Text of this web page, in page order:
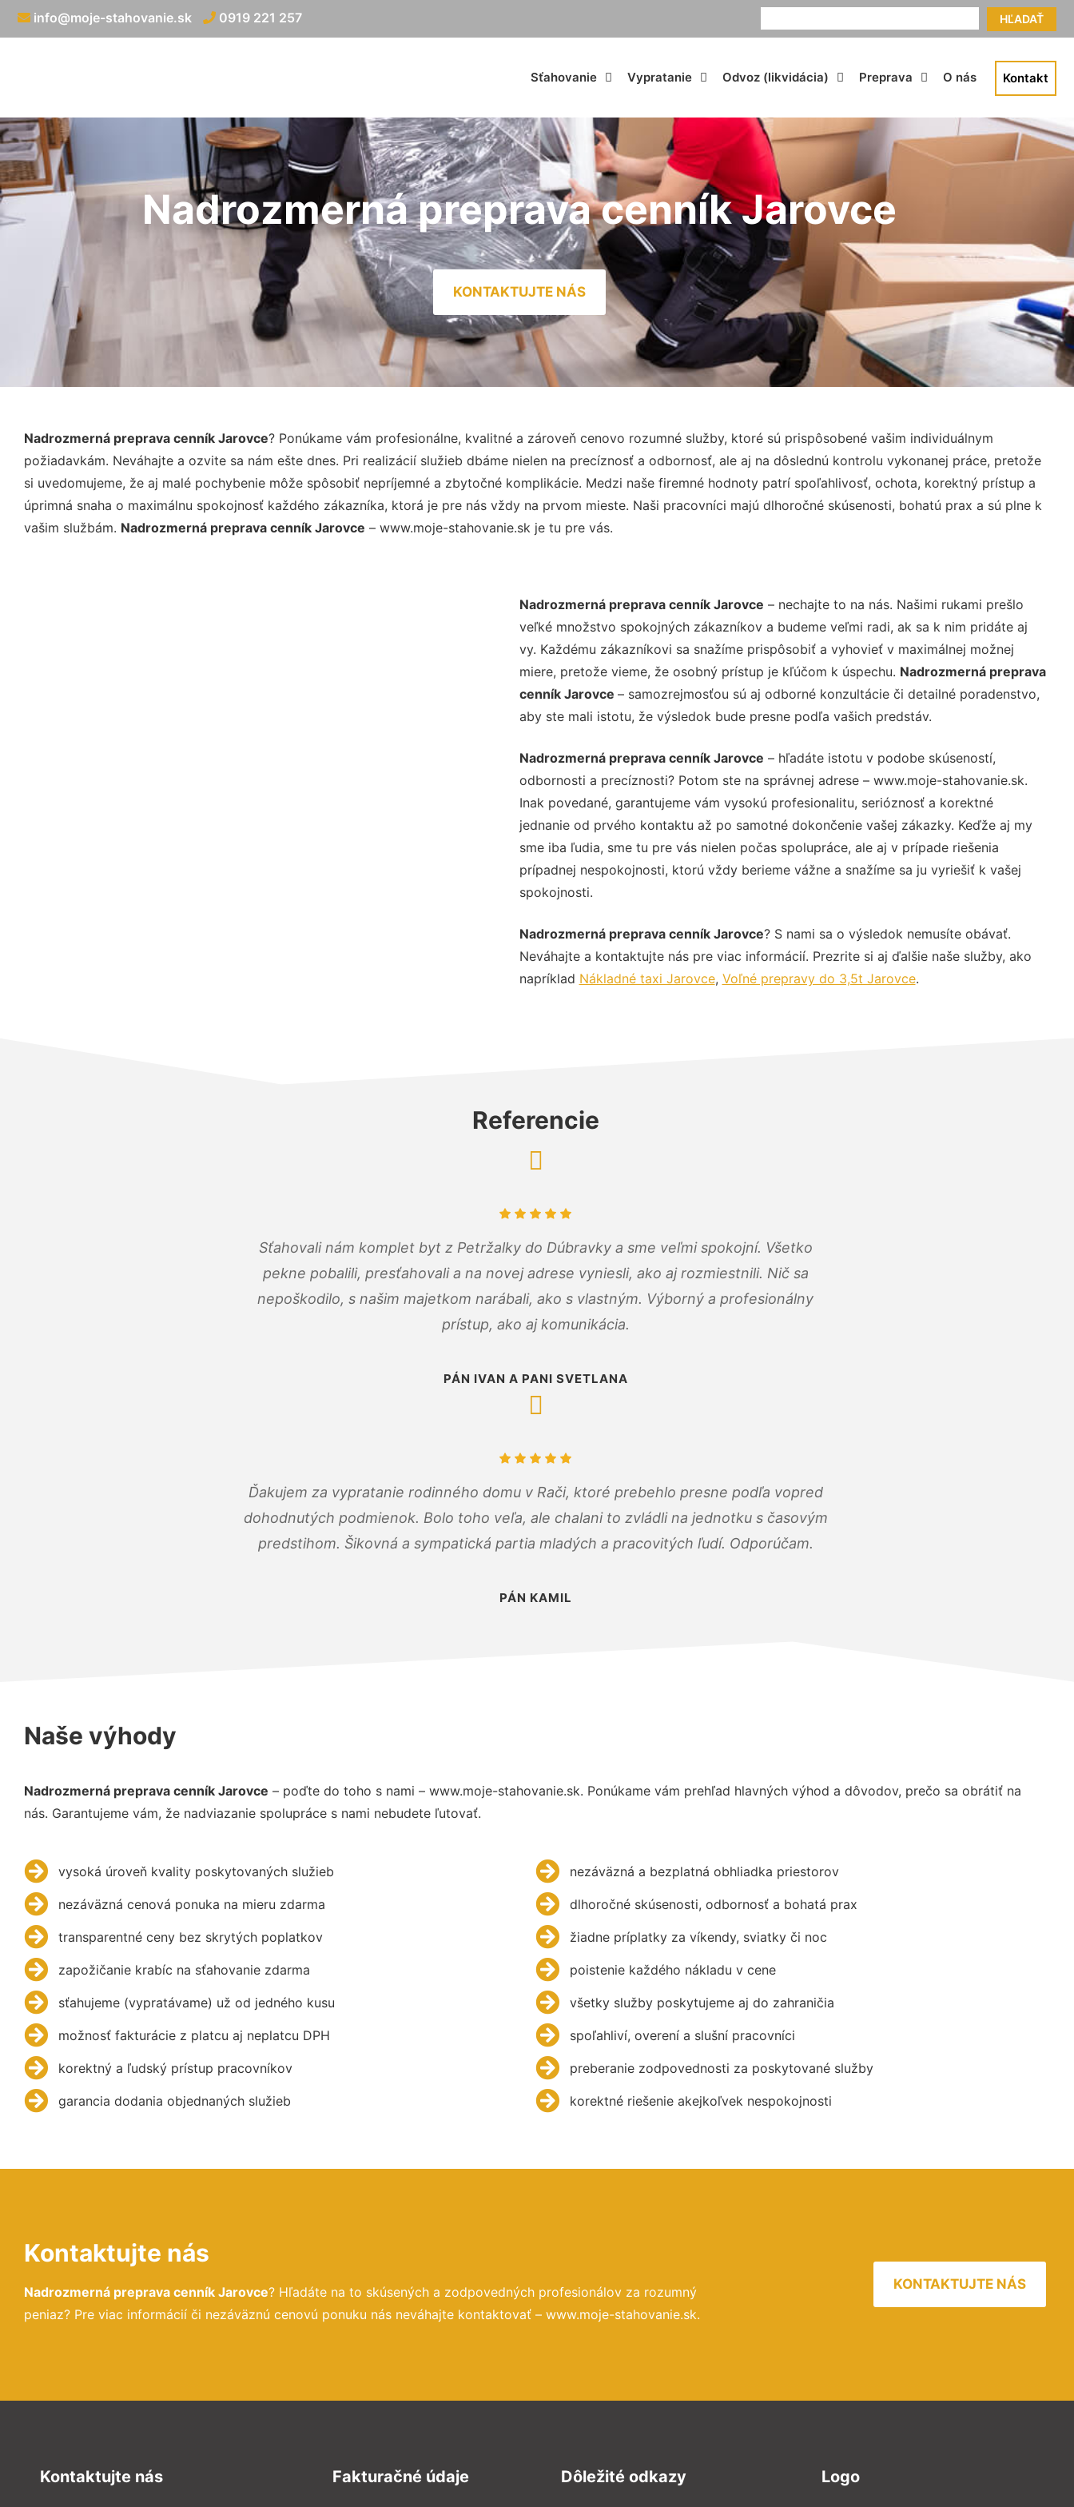
HĽADAŤ
info@moje-stahovanie.sk 0919 221 257
Sťahovanie Vypratanie Odvoz (likvidácia) Preprava O nás Kontakt
Nadrozmerná preprava cenník Jarovce
KONTAKTUJTE NÁS
Nadrozmerná preprava cenník Jarovce? Ponúkame vám profesionálne, kvalitné a zároveň cenovo rozumné služby, ktoré sú prispôsobené vašim individuálnym
požiadavkám. Neváhajte a ozvite sa nám ešte dnes. Pri realizácií služieb dbáme nielen na precíznosť a odbornosť, ale aj na dôslednú kontrolu vykonanej práce, pretože
si uvedomujeme, že aj malé pochybenie môže spôsobiť nepríjemné a zbytočné komplikácie. Medzi naše firemné hodnoty patrí spoľahlivosť, ochota, korektný prístup a
úprimná snaha o maximálnu spokojnosť každého zákazníka, ktorá je pre nás vždy na prvom mieste. Naši pracovníci majú dlhoročné skúsenosti, bohatú prax a sú plne k
vašim službám. Nadrozmerná preprava cenník Jarovce – www.moje-stahovanie.sk je tu pre vás.
Nadrozmerná preprava cenník Jarovce – nechajte to na nás. Našimi rukami prešlo
veľké množstvo spokojných zákazníkov a budeme veľmi radi, ak sa k nim pridáte aj
vy. Každému zákazníkovi sa snažíme prispôsobiť a vyhovieť v maximálnej možnej
miere, pretože vieme, že osobný prístup je kľúčom k úspechu. Nadrozmerná preprava
cenník Jarovce – samozrejmosťou sú aj odborné konzultácie či detailné poradenstvo,
aby ste mali istotu, že výsledok bude presne podľa vašich predstáv.
Nadrozmerná preprava cenník Jarovce – hľadáte istotu v podobe skúseností,
odbornosti a precíznosti? Potom ste na správnej adrese – www.moje-stahovanie.sk.
Inak povedané, garantujeme vám vysokú profesionalitu, serióznosť a korektné
jednanie od prvého kontaktu až po samotné dokončenie vašej zákazky. Keďže aj my
sme iba ľudia, sme tu pre vás nielen počas spolupráce, ale aj v prípade riešenia
prípadnej nespokojnosti, ktorú vždy berieme vážne a snažíme sa ju vyriešiť k vašej
spokojnosti.
Nadrozmerná preprava cenník Jarovce? S nami sa o výsledok nemusíte obávať.
Neváhajte a kontaktujte nás pre viac informácií. Prezrite si aj ďalšie naše služby, ako
napríklad Nákladné taxi Jarovce, Voľné prepravy do 3,5t Jarovce.
Referencie
Sťahovali nám komplet byt z Petržalky do Dúbravky a sme veľmi spokojní. Všetko
pekne pobalili, presťahovali a na novej adrese vyniesli, ako aj rozmiestnili. Nič sa
nepoškodilo, s našim majetkom narábali, ako s vlastným. Výborný a profesionálny
prístup, ako aj komunikácia.
PÁN IVAN A PANI SVETLANA
Ďakujem za vypratanie rodinného domu v Rači, ktoré prebehlo presne podľa vopred
dohodnutých podmienok. Bolo toho veľa, ale chalani to zvládli na jednotku s časovým
predstihom. Šikovná a sympatická partia mladých a pracovitých ľudí. Odporúčam.
PÁN KAMIL
Naše výhody
Nadrozmerná preprava cenník Jarovce – poďte do toho s nami – www.moje-stahovanie.sk. Ponúkame vám prehľad hlavných výhod a dôvodov, prečo sa obrátiť na
nás. Garantujeme vám, že nadviazanie spolupráce s nami nebudete ľutovať.
vysoká úroveň kvality poskytovaných služieb
nezáväzná cenová ponuka na mieru zdarma
transparentné ceny bez skrytých poplatkov
zapožičanie krabíc na sťahovanie zdarma
sťahujeme (vypratávame) už od jedného kusu
možnosť fakturácie z platcu aj neplatcu DPH
korektný a ľudský prístup pracovníkov
garancia dodania objednaných služieb
nezáväzná a bezplatná obhliadka priestorov
dlhoročné skúsenosti, odbornosť a bohatá prax
žiadne príplatky za víkendy, sviatky či noc
poistenie každého nákladu v cene
všetky služby poskytujeme aj do zahraničia
spoľahliví, overení a slušní pracovníci
preberanie zodpovednosti za poskytované služby
korektné riešenie akejkoľvek nespokojnosti
Kontaktujte nás
Nadrozmerná preprava cenník Jarovce? Hľadáte na to skúsených a zodpovedných profesionálov za rozumný
peniaz? Pre viac informácií či nezáväznú cenovú ponuku nás neváhajte kontaktovať – www.moje-stahovanie.sk.
KONTAKTUJTE NÁS
Kontaktujte nás Fakturačné údaje Dôležité odkazy Logo